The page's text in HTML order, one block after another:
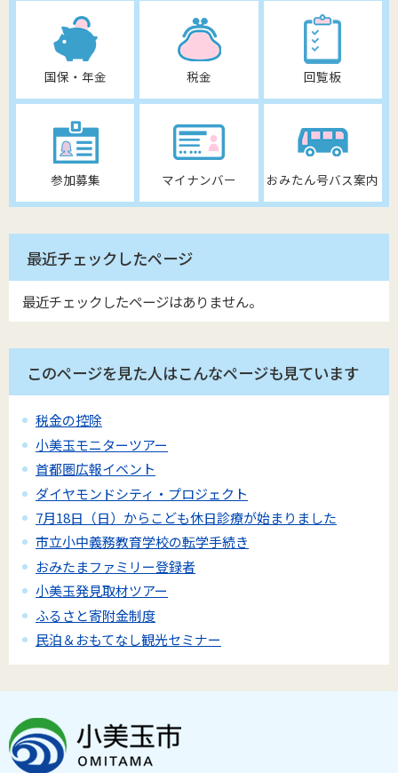
国保・年金 税金 回覧板
参加募集 マイナンバー おみたん号バス案内
最近チェックしたページ
最近チェックしたページはありません。
このページを見た人はこんなページも見ています
税金の控除
小美玉モニターツアー
首都圏広報イベント
ダイヤモンドシティ・プロジェクト
7月18日（日）からこども休日診療が始まりました
市立小中義務教育学校の転学手続き
おみたまファミリー登録者
小美玉発見取材ツアー
ふるさと寄附金制度
民泊＆おもてなし観光セミナー